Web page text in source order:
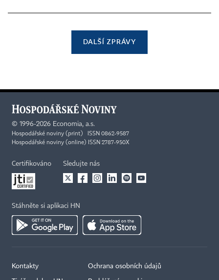
DALŠÍ ZPRÁVY
© 1996-2026 Economia, a.s.
Hospodářské noviny (print) ISSN 0862-9587
Hospodářské noviny (online) ISSN 2787-950X
Certifikováno Sledujte nás
Stáhněte si aplikaci HN
Kontakty Ochrana osobních údajů